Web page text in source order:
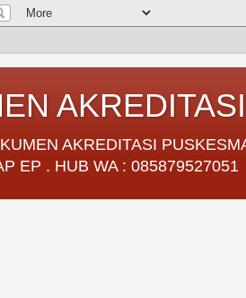
AKREDITASI
EP . HUB WA : 085879527051